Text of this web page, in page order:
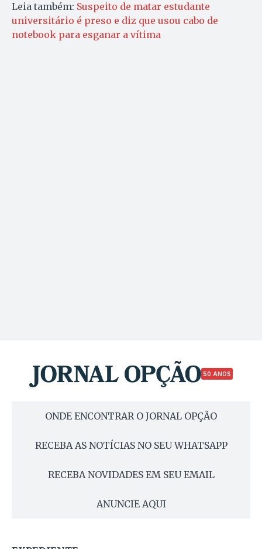
Leia também: Suspeito de matar estudante
universitário é preso e diz que usou cabo de
notebook para esganar a vítima
50 ANOS
ONDE ENCONTRAR O JORNAL OPÇÃO
RECEBA AS NOTÍCIAS NO SEU WHATSAPP
RECEBA NOVIDADES EM SEU EMAIL
ANUNCIE AQUI